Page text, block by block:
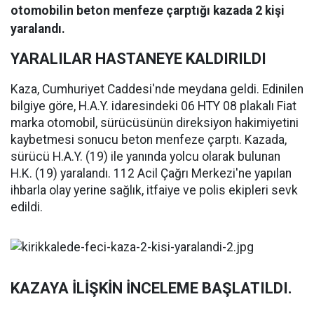
otomobilin beton menfeze çarptığı kazada 2 kişi
yaralandı.
YARALILAR HASTANEYE KALDIRILDI
Kaza, Cumhuriyet Caddesi'nde meydana geldi. Edinilen
bilgiye göre, H.A.Y. idaresindeki 06 HTY 08 plakalı Fiat
marka otomobil, sürücüsünün direksiyon hakimiyetini
kaybetmesi sonucu beton menfeze çarptı. Kazada,
sürücü H.A.Y. (19) ile yanında yolcu olarak bulunan
H.K. (19) yaralandı. 112 Acil Çağrı Merkezi'ne yapılan
ihbarla olay yerine sağlık, itfaiye ve polis ekipleri sevk
edildi.
KAZAYA İLİŞKİN İNCELEME BAŞLATILDI.